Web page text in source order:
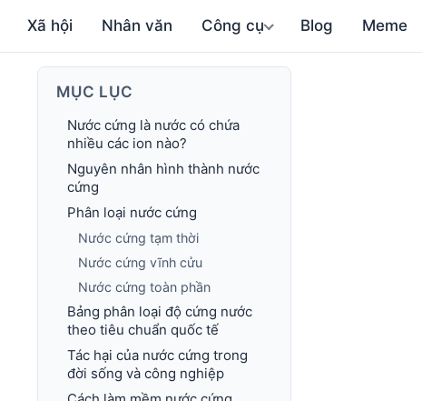
Xã hội Nhân văn Công cụ Blog Meme
MỤC LỤC
Nước cứng là nước có chứa
nhiều các ion nào?
Nguyên nhân hình thành nước
cứng
Phân loại nước cứng
Nước cứng tạm thời
Nước cứng vĩnh cửu
Nước cứng toàn phần
Bảng phân loại độ cứng nước
theo tiêu chuẩn quốc tế
Tác hại của nước cứng trong
đời sống và công nghiệp